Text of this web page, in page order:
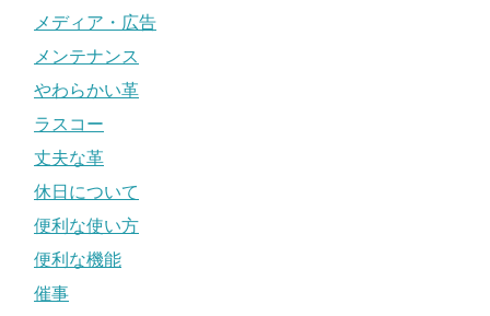
メディア・広告
メンテナンス
やわらかい革
ラスコー
丈夫な革
休日について
便利な使い方
便利な機能
催事